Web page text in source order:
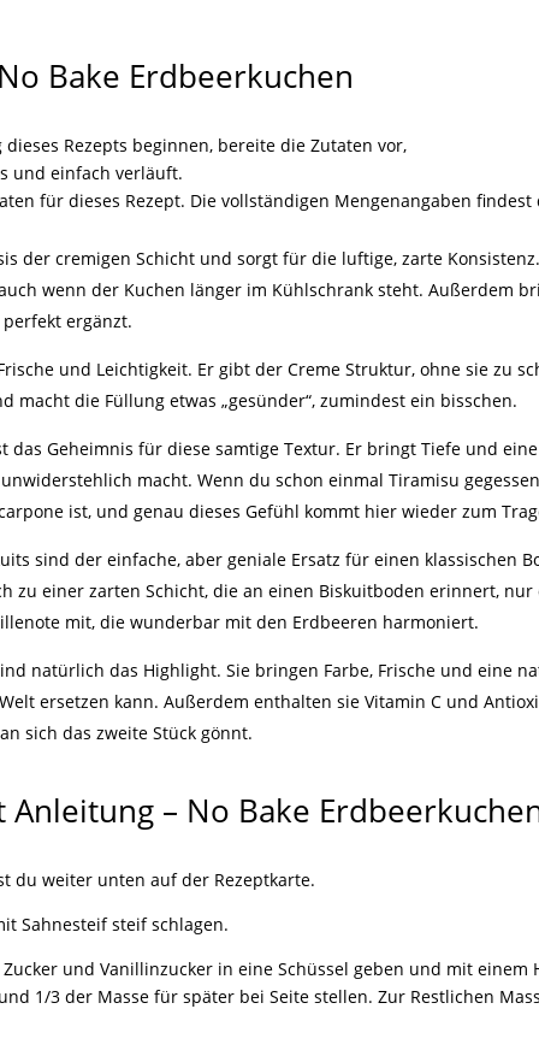
Bake Erdbeerkuchen
Rezepts beginnen, bereite die Zutaten vor,
und einfach verläuft.
für dieses Rezept. Die vollständigen Mengenangaben
der cremigen Schicht und sorgt für die luftige, zarte
wenn der Kuchen länger im Kühlschrank steht. Außerdem
ergänzt.
und Leichtigkeit. Er gibt der Creme Struktur, ohne sie zu
macht die Füllung etwas „gesünder“, zumindest ein bisschen.
das Geheimnis für diese samtige Textur. Er bringt Tiefe und
macht. Wenn du schon einmal Tiramisu
ist, und genau dieses Gefühl kommt hier wieder zum
sind der einfache, aber geniale Ersatz für einen klassischen
zu einer zarten Schicht, die an einen Biskuitboden erinnert, nur
mit, die wunderbar mit den Erdbeeren harmoniert.
natürlich das Highlight. Sie bringen Farbe, Frische und eine
ersetzen kann. Außerdem enthalten sie Vitamin C und
sich das zweite Stück gönnt.
– No Bake
du weiter unten auf der Rezeptkarte.
Sahnesteif steif schlagen.
Zucker und Vanillinzucker in eine Schüssel geben und mit
1/3 der Masse für später bei Seite stellen. Zur Restlichen